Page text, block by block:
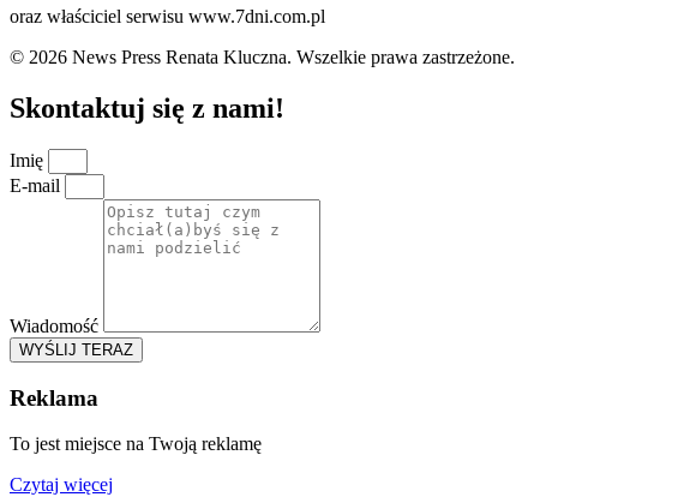
oraz właściciel serwisu www.7dni.com.pl
© 2026 News Press Renata Kluczna. Wszelkie prawa zastrzeżone.
Skontaktuj się z nami!
Imię
E-mail
Wiadomość
WYŚLIJ TERAZ
Reklama
To jest miejsce na Twoją reklamę
Czytaj więcej